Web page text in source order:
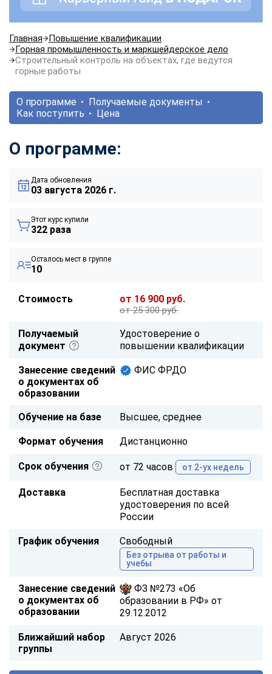
Главная
Повышение квалификации
Горная промышленность и маркшейдерское дело
Строительный контроль на объектах, где ведутся
горные работы
О программе
Получаемые документы
Как поступить
Цена
О программе:
Дата обновления
03 августа 2026 г.
Этот курс купили
322 раза
Осталось мест в группе
10
Стоимость от 16 900 руб.
от 25 300 руб.
Получаемый
документ
Удостоверение о
повышении квалификации
Занесение сведений
о документах об
образовании
ФИС ФРДО
Обучение на базе Высшее, среднее
Формат обучения Дистанционно
Срок обучения от 72 часов от 2-ух недель
Доставка
Бесплатная доставка
удостоверения по всей
России
График обучения Свободный
Без отрыва от работы и
учебы
Занесение сведений
о документах об
образовании
ФЗ №273 «Об
образовании в РФ» от
29.12.2012
Ближайший набор
группы
Август 2026